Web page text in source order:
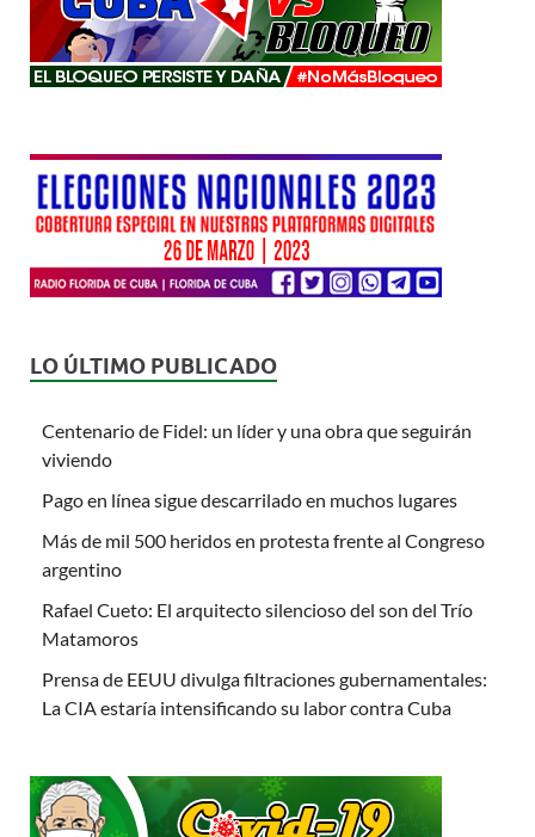
LO ÚLTIMO PUBLICADO
Centenario de Fidel: un líder y una obra que seguirán
viviendo
Pago en línea sigue descarrilado en muchos lugares
Más de mil 500 heridos en protesta frente al Congreso
argentino
Rafael Cueto: El arquitecto silencioso del son del Trío
Matamoros
Prensa de EEUU divulga filtraciones gubernamentales:
La CIA estaría intensificando su labor contra Cuba